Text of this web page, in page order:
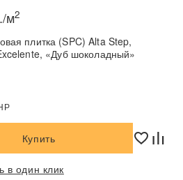
м2
плитка (SPC) Alta Step,
«Дуб шоколадный»
Купить
в один клик